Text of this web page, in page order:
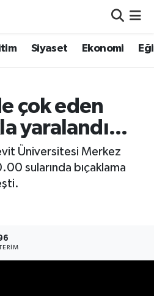
Siyaset Ekonomi
çok eden
yaralandı...
Üniversitesi Merkez
sularında bıçaklama